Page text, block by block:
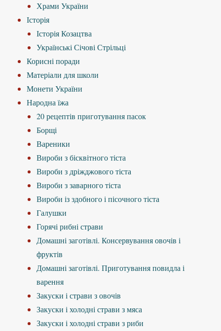
Храми України
Історія
Історія Козацтва
Українські Січові Стрільці
Корисні поради
Матеріали для школи
Монети України
Народна їжа
20 рецептів приготування пасок
Борщі
Вареники
Вироби з бісквітного тіста
Вироби з дріжджового тіста
Вироби з заварного тіста
Вироби із здобного і пісочного тіста
Галушки
Горячі рибні страви
Домашні заготівлі. Консервування овочів і
фруктів
Домашні заготівлі. Приготування повидла і
варення
Закуски і страви з овочів
Закуски і холодні страви з мяса
Закуски і холодні страви з риби